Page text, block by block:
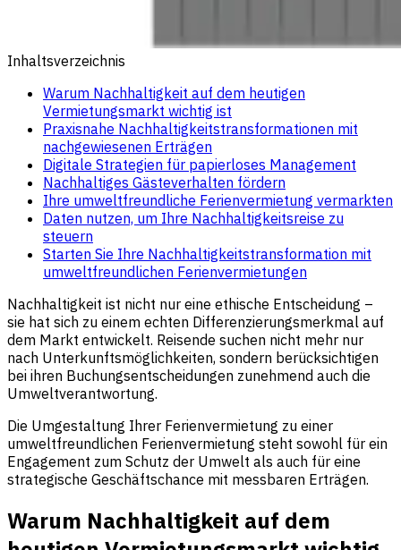
Inhaltsverzeichnis
Warum Nachhaltigkeit auf dem heutigen
Vermietungsmarkt wichtig ist
Praxisnahe Nachhaltigkeitstransformationen mit
nachgewiesenen Erträgen
Digitale Strategien für papierloses Management
Nachhaltiges Gästeverhalten fördern
Ihre umweltfreundliche Ferienvermietung vermarkten
Daten nutzen, um Ihre Nachhaltigkeitsreise zu
steuern
Starten Sie Ihre Nachhaltigkeitstransformation mit
umweltfreundlichen Ferienvermietungen
Nachhaltigkeit ist nicht nur eine ethische Entscheidung –
sie hat sich zu einem echten Differenzierungsmerkmal auf
dem Markt entwickelt. Reisende suchen nicht mehr nur
nach Unterkunftsmöglichkeiten, sondern berücksichtigen
bei ihren Buchungsentscheidungen zunehmend auch die
Umweltverantwortung.
Die Umgestaltung Ihrer Ferienvermietung zu einer
umweltfreundlichen Ferienvermietung steht sowohl für ein
Engagement zum Schutz der Umwelt als auch für eine
strategische Geschäftschance mit messbaren Erträgen.
Warum Nachhaltigkeit auf dem